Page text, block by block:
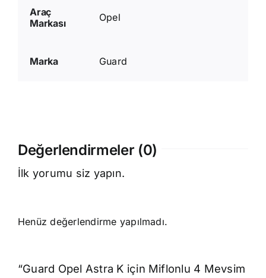
Araç
Markası
Opel
Marka Guard
Değerlendirmeler (0)
İlk yorumu siz yapın.
Henüz değerlendirme yapılmadı.
“Guard Opel Astra K için Miflonlu 4 Mevsim